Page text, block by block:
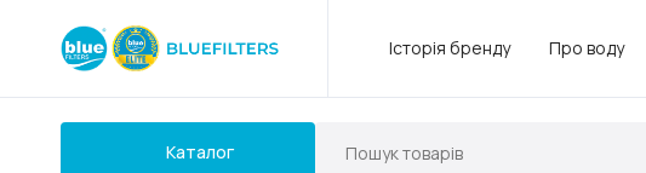
Історія бренду Про воду
Каталог